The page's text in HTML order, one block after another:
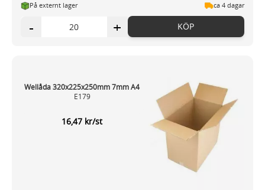
På externt lager ca 4 dagar
- + KÖP
Wellåda 320x225x250mm 7mm A4
E179
16,47 kr/st